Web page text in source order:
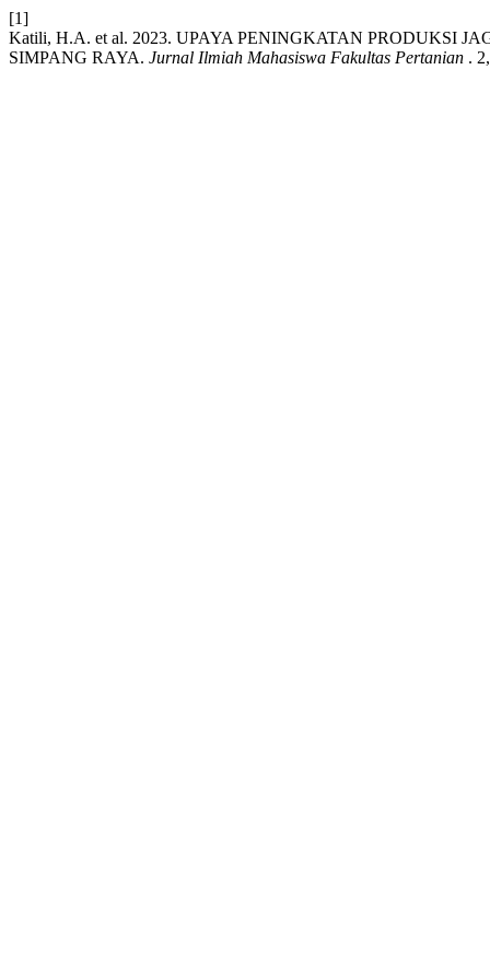
[1]
Katili, H.A. et al. 2023. UPAYA PENINGKATAN PRODUKSI
SIMPANG RAYA. Jurnal Ilmiah Mahasiswa Fakultas Pertanian .